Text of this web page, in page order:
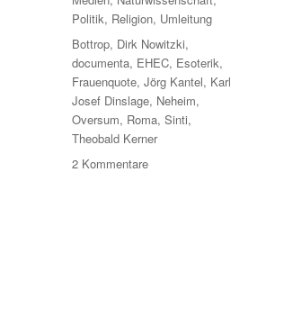
Politik, Religion, Umleitung
Schlagwörter
Bottrop, Dirk Nowitzki,
documenta, EHEC, Esoterik,
Frauenquote,Jörg Kantel, Karl
Josef Dinslage, Neheim,
Oversum, Roma,Sinti,
Theobald Kerner
2 Kommentarezu